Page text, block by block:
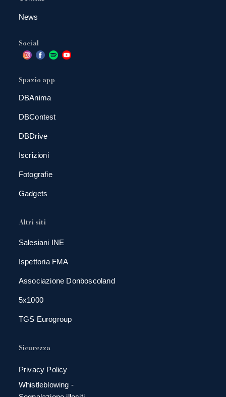
News
Social
Spazio app
DBAnima
DBContest
DBDrive
Iscrizioni
Fotografie
Gadgets
Altri siti
Salesiani INE
Ispettoria FMA
Associazione Donboscoland
5x1000
TGS Eurogroup
Sicurezza
Privacy Policy
Whistleblowing -